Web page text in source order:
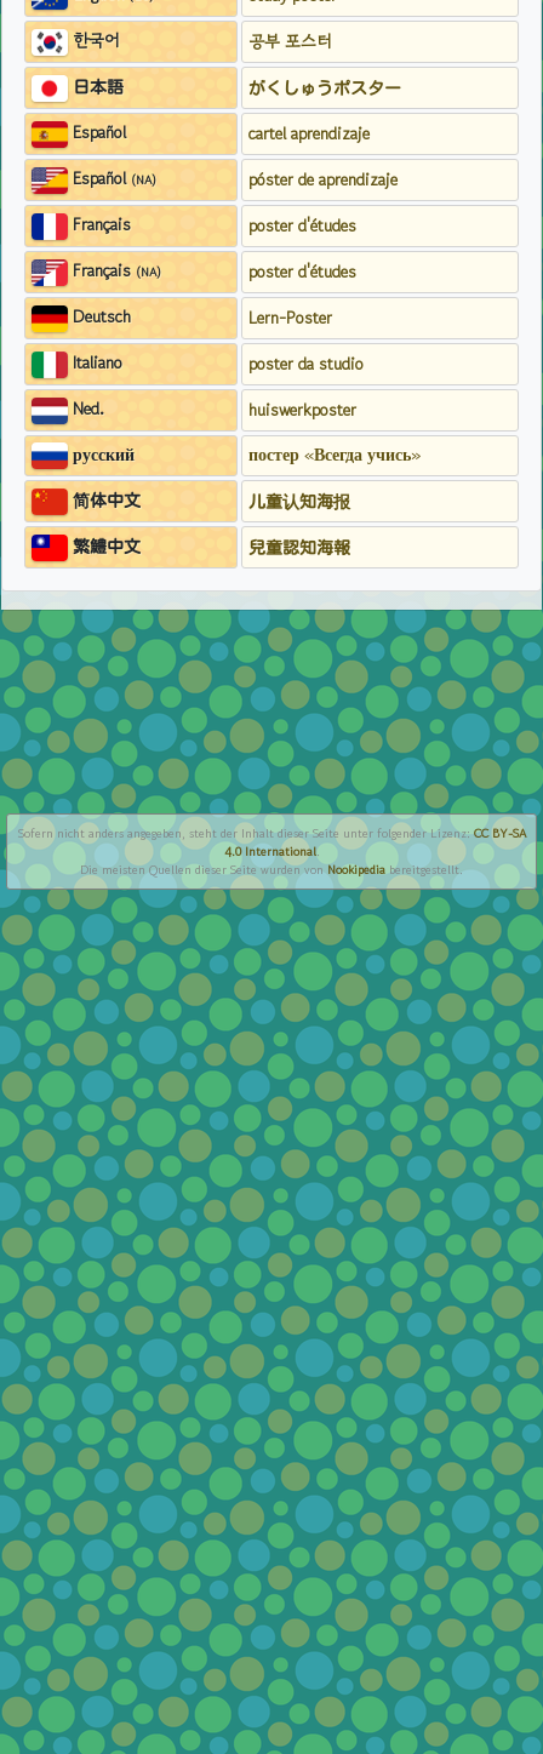
한국어
공부 포스터
日本語
がくしゅうポスター
Español
cartel aprendizaje
Español (NA)
póster de aprendizaje
Français
poster d'études
Français (NA)
poster d'études
Deutsch
Lern-Poster
Italiano
poster da studio
Ned.
huiswerkposter
русский постер «Всегда учись»
简体中文
儿童认知海报
繁鱧中文
兒童認知海報
Sofern nicht anders angegeben, steht der Inhalt dieser Seite unter folgender Lizenz: CC BY-SA
4.0 International.
Die meisten Quellen dieser Seite wurden vonNookipediabereitgestellt.